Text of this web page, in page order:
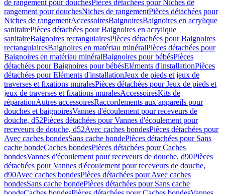
de rangement pour douchesPièces détachées pour Niches de
rangement pour douchesNiches de rangementPièces détachées pour
Niches de rangementAccessoiresBaignoiresBaignoires en acrylique
sanitairePièces détachées pour Baignoires en acrylique
sanitaireBaignoires rectangulairesPièces détachées pour Baignoires
rectangulairesBaignoires en matériau minéralPièces détachées pour
Baignoires en matériau minéralBaignoires pour bébésPièces
détachées pour Baignoires pour bébésEléments d'installationPièces
détachées pour Eléments d'installationJeux de pieds et jeux de
traverses et fixations muralesPièces détachées pour Jeux de pieds et
jeux de traverses et fixations muralesAccessoiresKits de
réparationAutres accessoiresRaccordements aux appareils pour
douches et baignoiresVannes d'écoulement pour receveurs de
douche, d52Pièces détachées pour Vannes d'écoulement pour
receveurs de douche, d52Avec caches bondesPièces détachées pour
Avec caches bondesSans cache bondePièces détachées pour Sans
cache bondeCaches bondesPièces détachées pour Caches
bondesVannes d'écoulement pour receveurs de douche, d90Pièces
détachées pour Vannes d'écoulement pour receveurs de douche,
d90Avec caches bondesPièces détachées pour Avec caches
bondesSans cache bondePièces détachées pour Sans cache